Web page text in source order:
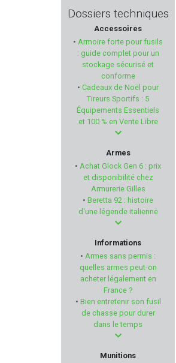
COBALT KINETICS
STOPTIR
MIROKU
FOB
ARSENAL FIREARMS
INFORCE
LEBEL
GPA
SCHLETEK
Dossiers techniques
Accessoires
• Armoire forte pour fusils
: guide complet pour un
stockage sécurisé et
conforme
• Cadeaux de Noël pour
Tireurs Sportifs : 5
Équipements Essentiels
et 100 % en Vente Libre
Armes
• Achat Glock Gen 6 : prix
et disponibilité chez
Armurerie Gilles
• Beretta 92 : histoire
d'une légende italienne
Informations
• Armes sans permis :
quelles armes peut-on
acheter légalement en
France ?
• Bien entretenir son fusil
de chasse pour durer
dans le temps
Munitions